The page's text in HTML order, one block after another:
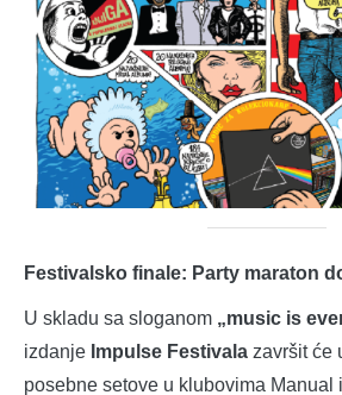
Festivalsko finale: Party maraton
U skladu sa sloganom „music is
izdanje Impulse Festivala završit će
posebne setove u klubovima Manual